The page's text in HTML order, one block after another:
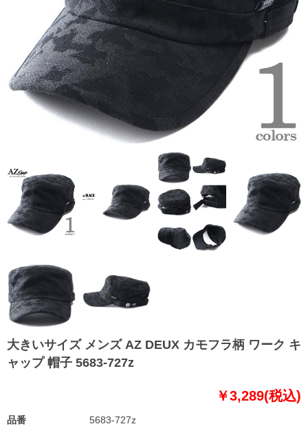
大きいサイズ メンズ AZ DEUX カモフラ柄 ワーク キ
ャップ 帽子 5683-727z
￥3,289(税込)
品番 5683-727z